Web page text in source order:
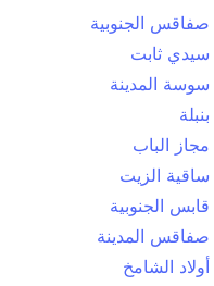
صفاقس الجنوبية
سيدي ثابت
سوسة المدينة
بنبلة
مجاز الباب
ساقية الزيت
قابس الجنوبية
صفاقس المدينة
أولاد الشامخ